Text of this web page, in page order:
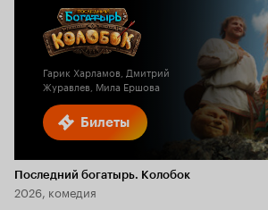
Билеты
Гарик Харламов, Дмитрий
Журавлев, Мила Ершова
Последний богатырь. Колобок
2026, комедия